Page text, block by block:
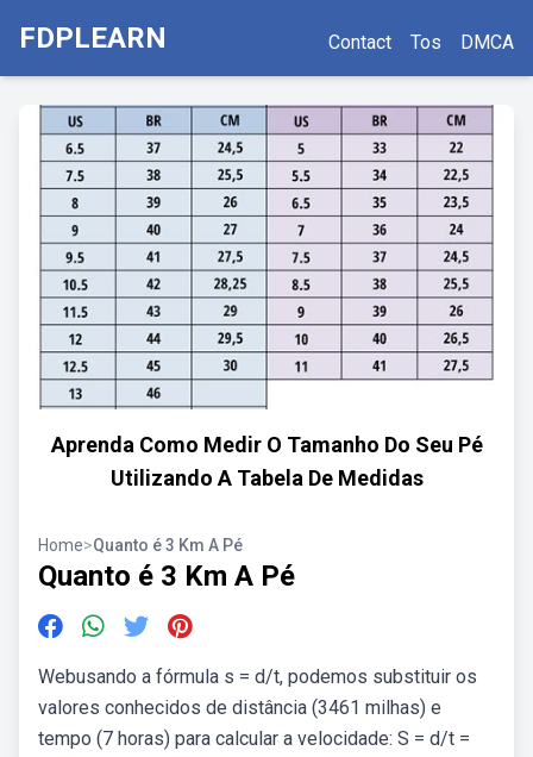
FDPLEARN Contact Tos DMCA
Aprenda Como Medir O Tamanho Do Seu Pé
Utilizando A Tabela De Medidas
Home>Quanto é 3 Km A Pé
Quanto é 3 Km A Pé
Webusando a fórmula s = d/t, podemos substituir os
valores conhecidos de distância (3461 milhas) e
tempo (7 horas) para calcular a velocidade: S = d/t =